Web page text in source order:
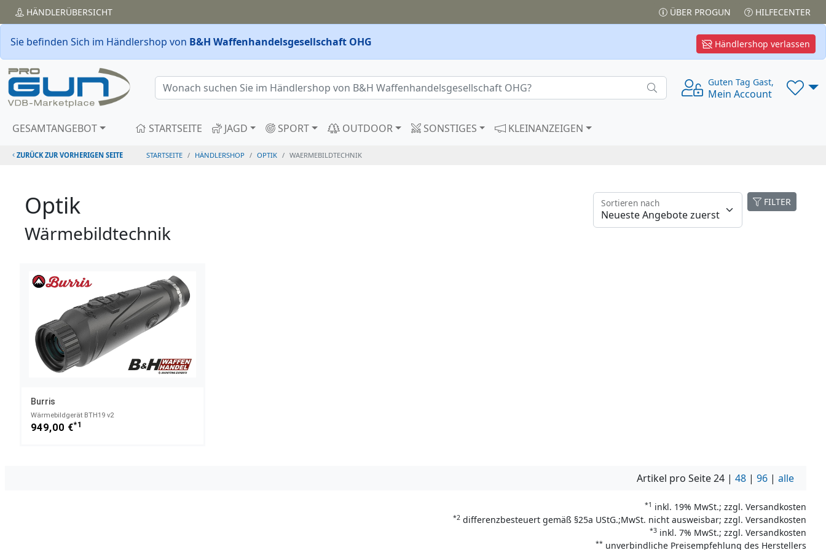
HÄNDLERÜBERSICHT ÜBER PROGUN HILFECENTER
Händlershop verlassen
Sie befinden Sich im Händlershop von B&H Waffenhandelsgesellschaft OHG
Guten Tag Gast,
Mein Account
GESAMTANGEBOT STARTSEITE JAGD SPORT OUTDOOR SONSTIGES KLEINANZEIGEN
ZURÜCK ZUR VORHERIGEN SEITE STARTSEITE HÄNDLERSHOP OPTIK WAERMEBILDTECHNIK
Optik
Wärmebildtechnik
FILTER
Sortieren nach
Burris
Wärmebildgerät BTH19 v2
949,00 €*1
Artikel pro Seite24 | 48 | 96 | alle
*1 inkl. 19% MwSt.; zzgl. Versandkosten
*2 differenzbesteuert gemäß §25a UStG.;MwSt. nicht ausweisbar; zzgl. Versandkosten
*3 inkl. 7% MwSt.; zzgl. Versandkosten
** unverbindliche Preisempfehlung des Herstellers